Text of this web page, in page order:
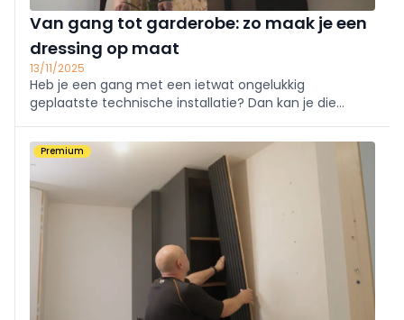
Van gang tot garderobe: zo maak je een
dressing op maat
13/11/2025
Heb je een gang met een ietwat ongelukkig
geplaatste technische installatie? Dan kan je die
uitbouwen zodat je een beeldige garderobe hebt. We
geven mee hoe wij het hebben aangepakt.
Premium